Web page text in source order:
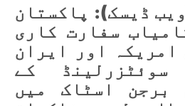
ڈیسک): پاکستان
سفارت کاری
اور ایران
کے
برجن اسٹاک میں